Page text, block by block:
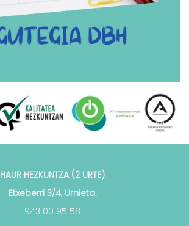
HAUR HEZKUNTZA (2 URTE)
Etxeberri 3/4, Urnieta.
943 00 95 58